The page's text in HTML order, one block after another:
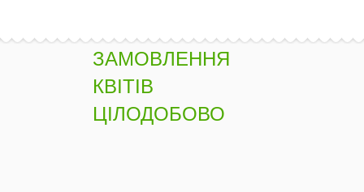
ЗАМОВЛЕННЯ
КВІТІВ
ЦІЛОДОБОВО